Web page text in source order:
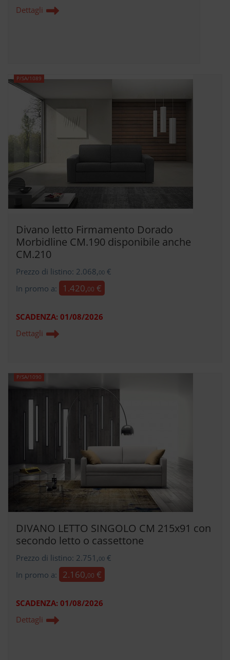
Dettagli
P/SA/1089
Divano letto Firmamento Dorado
Morbidline CM.190 disponibile anche
CM.210
Prezzo di listino: 2.068,00 €
In promo a:
1.420,00 €
SCADENZA: 01/08/2026
Dettagli
P/SA/1090
DIVANO LETTO SINGOLO CM 215x91 con
secondo letto o cassettone
Prezzo di listino: 2.751,00 €
In promo a:
2.160,00 €
SCADENZA: 01/08/2026
Dettagli